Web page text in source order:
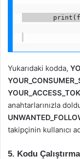
Yukarıdaki kodda,
anahtarlarınızla
takipçinin kullanıcı
5. Kodu Çalıştırma